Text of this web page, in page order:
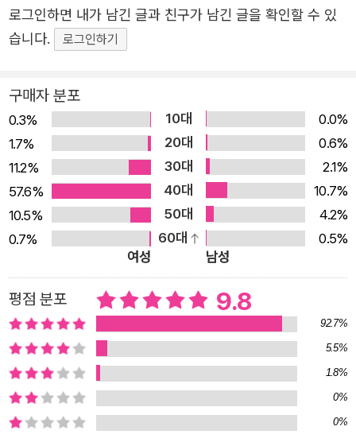
위장 벌레에게 위장하는 법을 배워 동물들을 관찰하기 시작
한다. 밤낮으로 관찰하며 동물의 언어까지 이해하게 된 로즈
들리지 않는다. 급기야 로즈는 자신이 야생적이게 행동할수
록 동물들이 더 좋아한다는 것을 알아채고는 여우와 함께 짖
거나, 새들과 함께 노래하고, 도마뱀과 일광욕까지 즐긴다.
야생 동물과 교감하기 위해 노력하는 로봇의 귀여운 모습은
웃음을 자아낸다. 그러던 어느 날, 로즈가 절벽을 타고 내려
오던 중에 사고가 발생한다. 로즈가 미끄러지면서 기러기 둥
지도 같이 추락해 버린 것이다. 죽은 기러기 두 마리와 깨진
알 네 개. 로즈는 자신이 기러기 가족을 죽게 했다는 사실을
깨닫는다. 그때 로즈의 민감한 귀에 삐악삐악 우는 소리가
들린다. 깨지지 않은 알 하나가 있었던 것! 그렇게 로봇 엄마
와 기러기 아들의 운명적인 만남이 시작된다. 한없이 약한
새끼 기러기를 만나 엄마의 역할을 배워가는 로즈의 이야기
는 생각지도 못한 감동을 끌어내며 아이는 물론 어른 독자들
의 마음까지 사로잡는다. 탁월한 이야기꾼, 피터 브라운의
《와일드 로봇》은 책을 덮고 나서도 긴 여운을 느끼게 한다.
로그인하면 내가 남긴 글과 친구가 남긴 글을 확인할 수 있
습니다.
로그인하기
구매자 분포
0.3% 10대
0.0%
1.7%
20대
0.6%
11.2%
30대
2.1%
57.6%
40대
10.7%
10.5%
50대
4.2%
0.7%
60대 0.5%
여성 남성
평점 분포 9.8
92.7%
5.5%
1.8%
0%
0%